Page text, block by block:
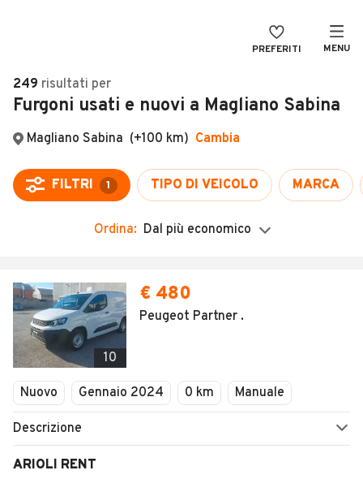
PREFERITI MENU
Auto
Auto usate
Auto Km 0
Auto Nuove
Noleggio a lungo termine
Moto
Camper
Veicoli Commerciali
Concessionari
VENDI
MAGAZINE
ACCEDI
249 risultati per
Furgoni usati e nuovi a Magliano Sabina
Ordina: Dal più economico
10
€ 480
Peugeot Partner .
Nuovo Gennaio 2024 0 km Manuale
Descrizione
ARIOLI RENT